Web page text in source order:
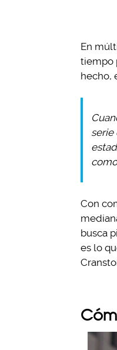
En
tiempo
hecho,
serie
Con
busca
es lo